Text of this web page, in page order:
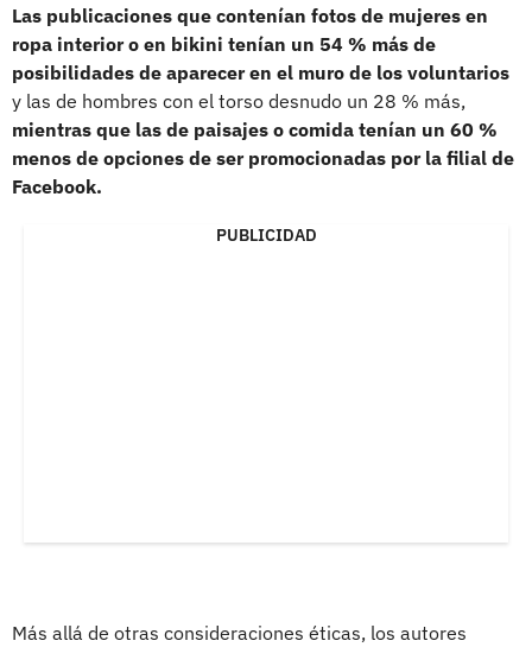
Las publicaciones que contenían fotos de mujeres en
ropa interior o en bikini tenían un 54 % más de
posibilidades de aparecer en el muro de los voluntarios
y las de hombres con el torso desnudo un 28 % más,
mientras que las de paisajes o comida tenían un 60 %
menos de opciones de ser promocionadas por la filial de
Facebook.
PUBLICIDAD
Más allá de otras consideraciones éticas, los autores